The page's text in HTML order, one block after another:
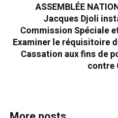
ASSEMBLÉE
Jacques Djoli
Commission Spéciale
Examiner le réquisitoire
Cassation aux fins de
contre